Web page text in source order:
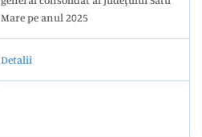
Mare pe anul 2025
Detalii